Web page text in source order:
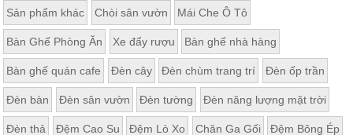
Sản phẩm khác Chòi sân vườn Mái Che Ô Tô
Bàn Ghế Phòng Ăn Xe đẩy rượu Bàn ghế nhà hàng
Bàn ghế quán cafe Đèn cây Đèn chùm trang trí Đèn ốp trần
Đèn bàn Đèn sân vườn Đèn tường Đèn năng lượng mặt trời
Đèn thả Đệm Cao Su Đệm Lò Xo Chăn Ga Gối Đệm Bông Ép